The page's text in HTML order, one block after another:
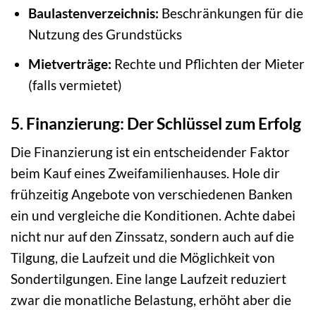
Baulastenverzeichnis: Beschränkungen für die
Nutzung des Grundstücks
Mietverträge: Rechte und Pflichten der Mieter
(falls vermietet)
5. Finanzierung: Der Schlüssel zum Erfolg
Die Finanzierung ist ein entscheidender Faktor
beim Kauf eines Zweifamilienhauses. Hole dir
frühzeitig Angebote von verschiedenen Banken
ein und vergleiche die Konditionen. Achte dabei
nicht nur auf den Zinssatz, sondern auch auf die
Tilgung, die Laufzeit und die Möglichkeit von
Sondertilgungen. Eine lange Laufzeit reduziert
zwar die monatliche Belastung, erhöht aber die